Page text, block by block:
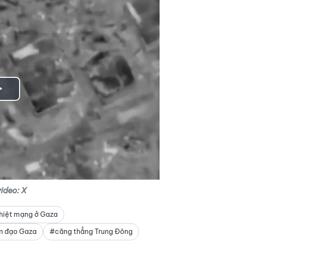
Video
X
mạng ở Gaza
đạo Gaza #căng thẳng Trung Đông